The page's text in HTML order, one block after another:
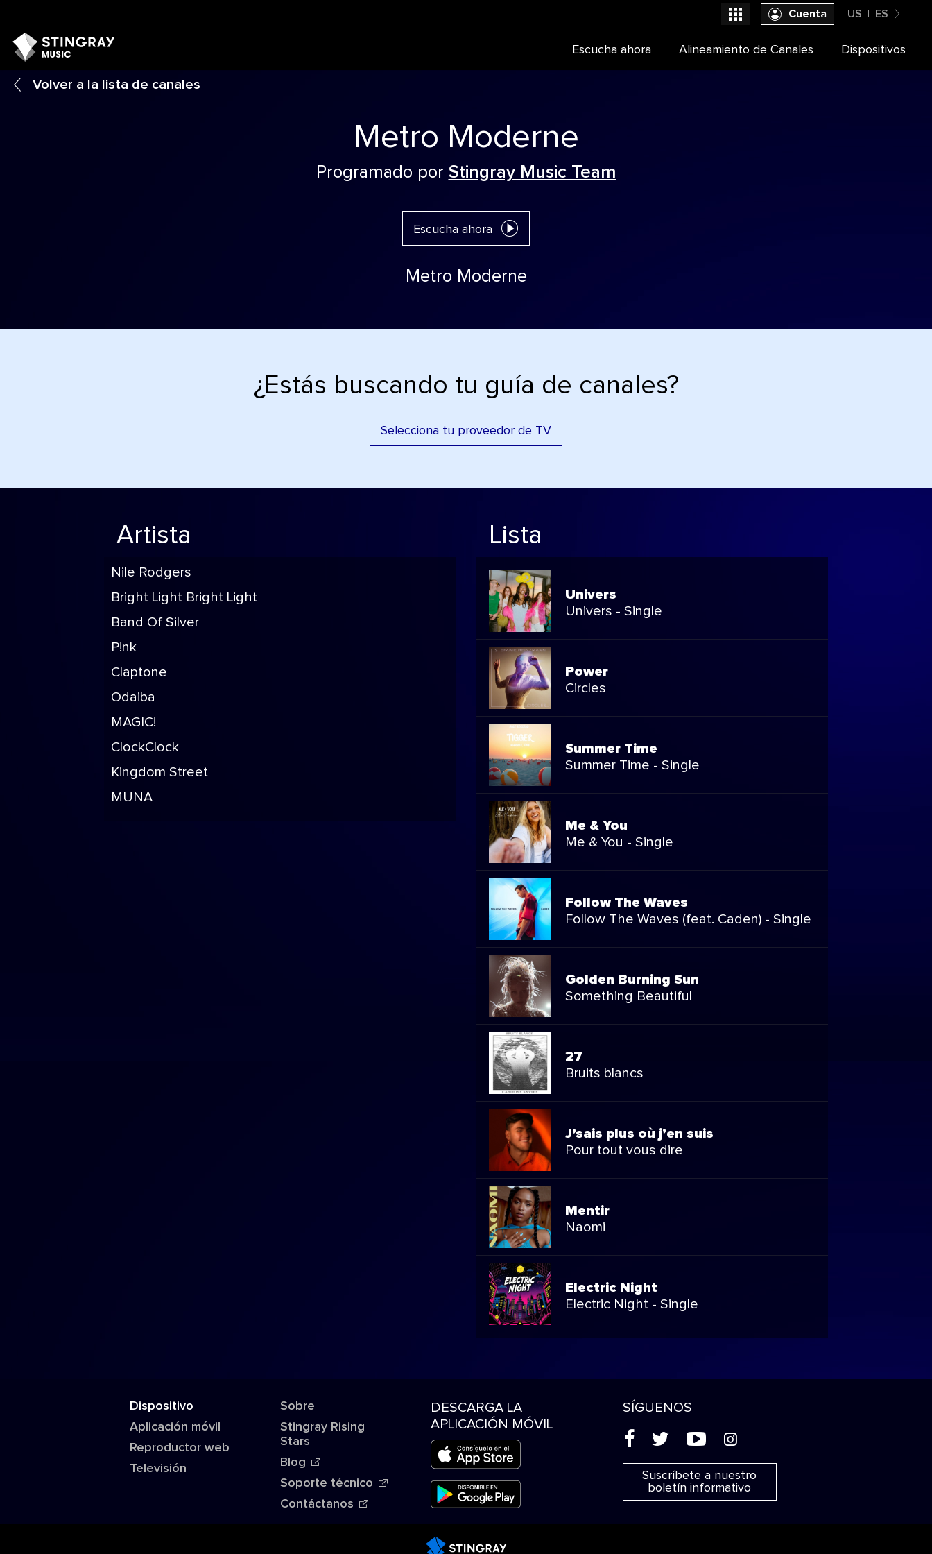
Volver a la lista de canales
Metro Moderne
Programado por Stingray Music Team
Escucha ahora
Metro Moderne
¿Estás buscando tu guía de canales?
Selecciona tu proveedor de TV
Artista
Nile Rodgers
Bright Light Bright Light
Band Of Silver
P!nk
Claptone
Odaiba
MAGIC!
ClockClock
Kingdom Street
MUNA
Lista
Univers
Univers - Single
Power
Circles
Summer Time
Summer Time - Single
Me & You
Me & You - Single
Follow The Waves
Follow The Waves (feat. Caden) - Single
Golden Burning Sun
Something Beautiful
27
Bruits blancs
J’sais plus où j’en suis
Pour tout vous dire
Mentir
Naomi
Electric Night
Electric Night - Single
Dispositivo
Aplicación móvil
Reproductor web
Televisión
Sobre
Stingray Rising
Stars
Blog
Soporte técnico
Contáctanos
DESCARGA LA
APLICACIÓN MÓVIL
SÍGUENOS
( ' + &
Suscríbete a nuestro
boletín informativo
United States
US ES
Cuenta
Escucha ahora Alineamiento de Canales Dispositivos